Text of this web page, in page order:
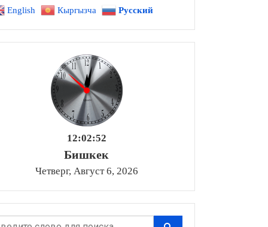
English Кыргызча Русский
12:02:53
Бишкек
Четверг, Август 6, 2026